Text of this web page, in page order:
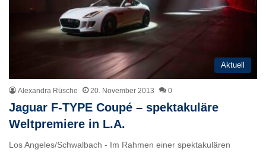
Aktuell
Alexandra Rüsche 20. November 2013 0
Jaguar F-TYPE Coupé – spektakuläre
Weltpremiere in L.A.
Los Angeles/Schwalbach - Im Rahmen einer spektakulären